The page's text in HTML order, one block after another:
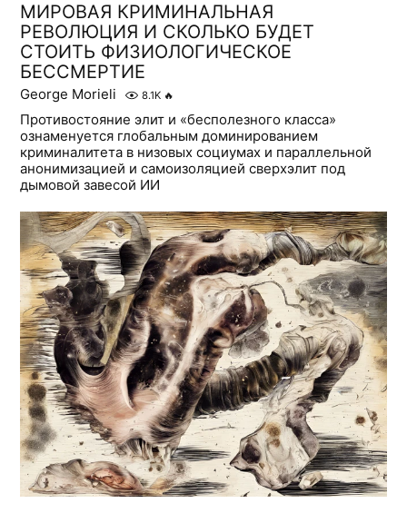
МИРОВАЯ КРИМИНАЛЬНАЯ
РЕВОЛЮЦИЯ И СКОЛЬКО БУДЕТ
СТОИТЬ ФИЗИОЛОГИЧЕСКОЕ
БЕССМЕРТИЕ
George Morieli 8.1K 🔥
Противостояние элит и «бесполезного класса»
ознаменуется глобальным доминированием
криминалитета в низовых социумах и параллельной
анонимизацией и самоизоляцией сверхэлит под
дымовой завесой ИИ